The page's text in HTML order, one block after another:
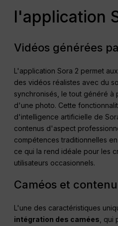
l'application
Vidéos générées
L'application Sora 2 permet
des vidéos réalistes avec du
synchronisés, le tout généré à
d'une photo. Cette
d'intelligence artificielle de
contenus d'aspect
compétences traditionnelles
ce qui la rend idéale pour les
utilisateurs occasionnels.
Caméos et
L'une des caractéristiques
intégration des camées ,